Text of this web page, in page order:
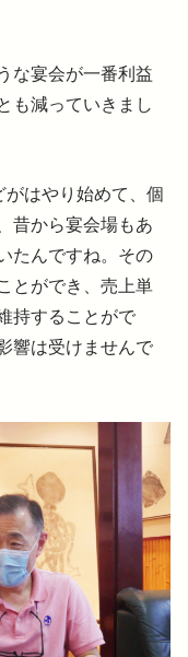
な宴会が一番利益
も減っていきまし
がはやり始めて、個
昔から宴会場もあ
たんですね。その
とができ、売上単
持することがで
響は受けませんで